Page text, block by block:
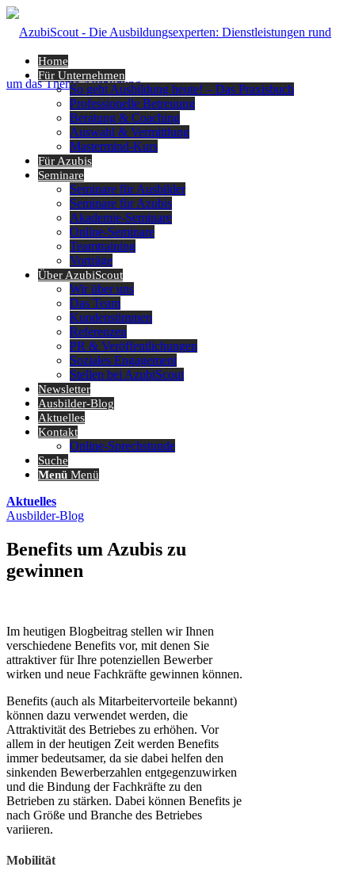
Home
Für Unternehmen
So geht Ausbildung heute! – Das Praxisbuch
Professionelle Betreuung
Beratung & Coaching
Auswahl & Vermittlung
Mastermind-Kurs
Für Azubis
Seminare
Seminare für Ausbilder
Seminare für Azubis
Akademie-Seminare
Online-Seminare
Teamtraining
Vorträge
Über AzubiScout
Wir über uns
Das Team
Kundenstimmen
Referenzen
PR & Veröffentlichungen
Soziales Engagement
Stellen bei AzubiScout
Newsletter
Ausbilder-Blog
Aktuelles
Kontakt
Online-Sprechstunde
Suche
Menü Menü
Aktuelles
Ausbilder-Blog
Benefits um Azubis zu
gewinnen
Im heutigen Blogbeitrag stellen wir Ihnen
verschiedene Benefits vor, mit denen Sie
attraktiver für Ihre potenziellen Bewerber
wirken und neue Fachkräfte gewinnen können.
Benefits (auch als Mitarbeitervorteile bekannt)
können dazu verwendet werden, die
Attraktivität des Betriebes zu erhöhen. Vor
allem in der heutigen Zeit werden Benefits
immer bedeutsamer, da sie dabei helfen den
sinkenden Bewerberzahlen entgegenzuwirken
und die Bindung der Fachkräfte zu den
Betrieben zu stärken. Dabei können Benefits je
nach Größe und Branche des Betriebes
variieren.
Mobilität